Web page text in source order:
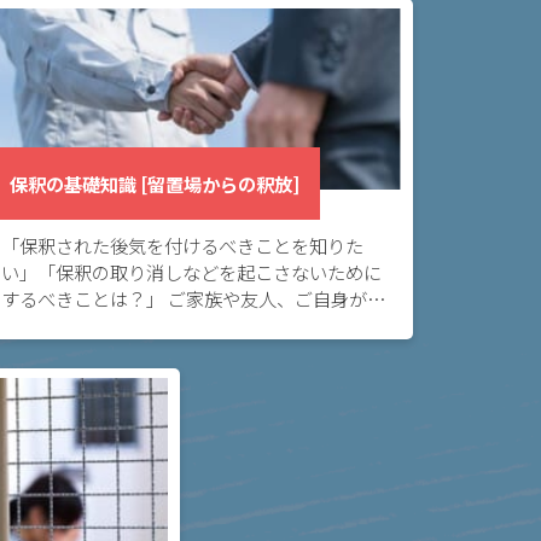
保釈の基礎知識 [留置場からの釈放]
「保釈された後気を付けるべきことを知りた
い」「保釈の取り消しなどを起こさないために
するべきことは？」 ご家族や友人、ご自身が保
を付けて過 […]